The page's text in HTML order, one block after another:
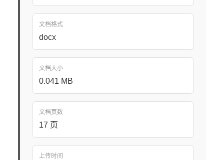
文档格式
docx
文档大小
0.041 MB
文档页数
17 页
上传时间